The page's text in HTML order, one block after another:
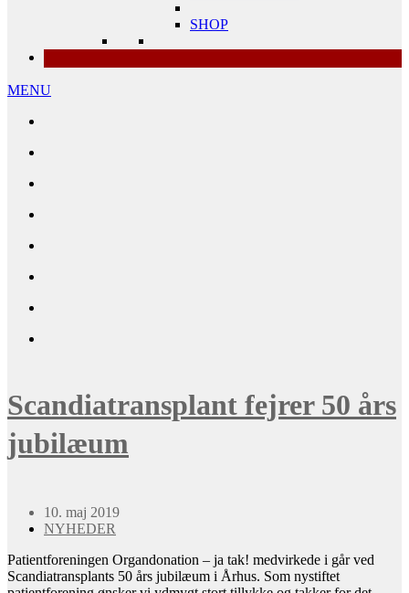
SHOP
MENU
Scandiatransplant fejrer 50 års
jubilæum
10. maj 2019
NYHEDER
Patientforeningen Organdonation – ja tak! medvirkede i går ved
Scandiatransplants 50 års jubilæum i Århus. Som nystiftet